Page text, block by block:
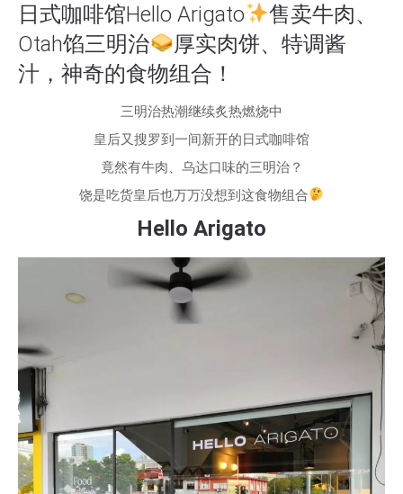
日式咖啡馆Hello Arigato
售卖牛肉、
Otah馅三明治
厚实肉饼、特调酱
汁，神奇的食物组合！
三明治热潮继续炙热燃烧中
皇后又搜罗到一间新开的日式咖啡馆
竟然有牛肉、乌达口味的三明治？
饶是吃货皇后也万万没想到这食物组合
Hello Arigato